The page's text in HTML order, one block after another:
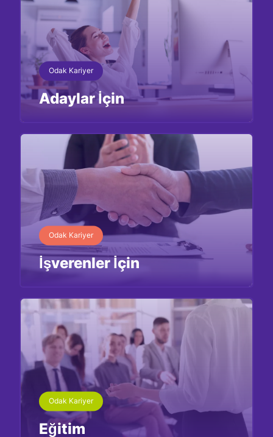
Odak Kariyer
Adaylar İçin
Odak Kariyer
İşverenler İçin
Odak Kariyer
Eğitim